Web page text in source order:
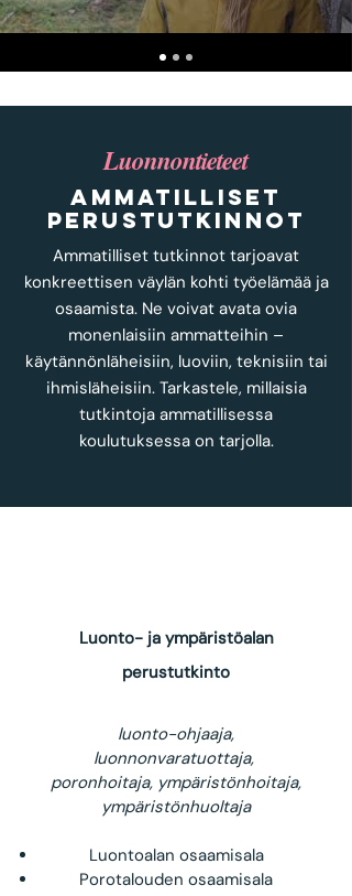
Luonnontieteet
ammatilliset
perustutkinnot
Ammatilliset tutkinnot tarjoavat
konkreettisen väylän kohti työelämää ja
osaamista. Ne voivat avata ovia
monenlaisiin ammatteihin –
käytännönläheisiin, luoviin, teknisiin tai
ihmisläheisiin. Tarkastele, millaisia
tutkintoja ammatillisessa
koulutuksessa on tarjolla.
Luonto- ja ympäristöalan
perustutkinto
luonto-ohjaaja,
luonnonvaratuottaja,
poronhoitaja, ympäristönhoitaja,
ympäristönhuoltaja
Luontoalan osaamisala
Porotalouden osaamisala